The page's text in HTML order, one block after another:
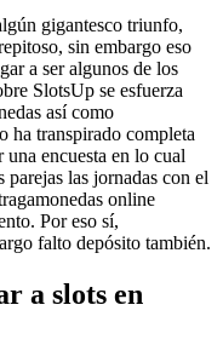
gigantesco triunfo,
sin embargo eso
a ser algunos de los
SlotsUp se esfuerza
así­ como
ha transpirado completa
una encuesta en lo cual
parejas las jornadas con el
online
Por eso sí,
falto depósito también.
a slots en